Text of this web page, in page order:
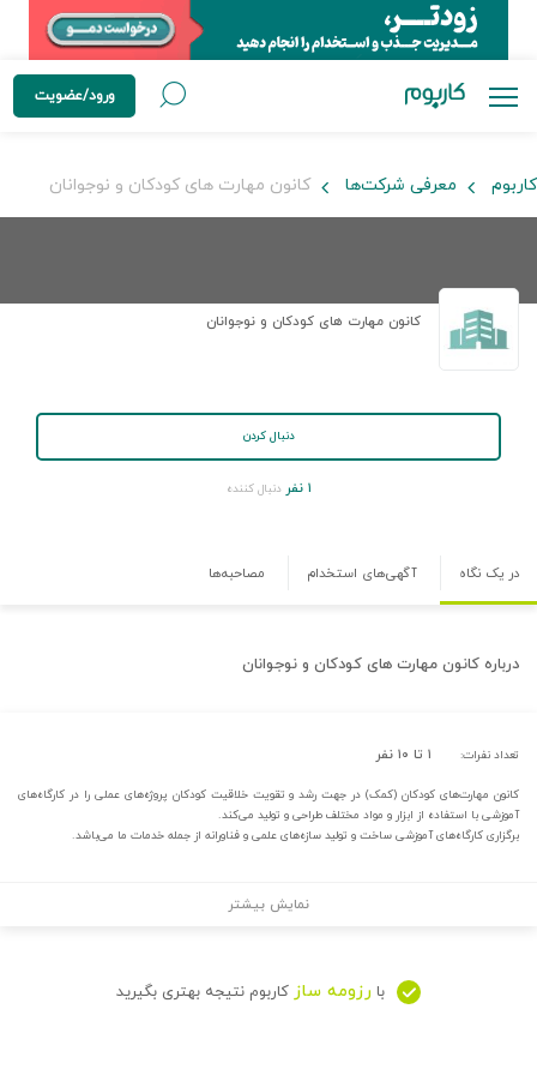
ورود/عضویت
کاربوم معرفی شرکت‌ها کانون مهارت های کودکان و نوجوانان
کانون مهارت های کودکان و نوجوانان
دنبال کردن
۱ نفر دنبال کننده
در یک نگاه آگهی‌های استخدام مصاحبه‌ها
درباره کانون مهارت های کودکان و نوجوانان
تعداد نفرات: ۱ تا ۱۰ نفر
کانون مهارت‌های کودکان (کمک) در جهت رشد و تقویت خلاقیت کودکان پروژه‌های عملی را در کارگاه‌های
آموزشی با استفاده از ابزار و مواد مختلف طراحی و تولید می‌کند.
برگزاری کارگاه‌های آموزشی ساخت و تولید سازه‌های علمی و فناورانه از جمله خدمات ما می‌باشد.
نمایش بیشتر
با رزومه ساز کاربوم نتیجه بهتری بگیرید